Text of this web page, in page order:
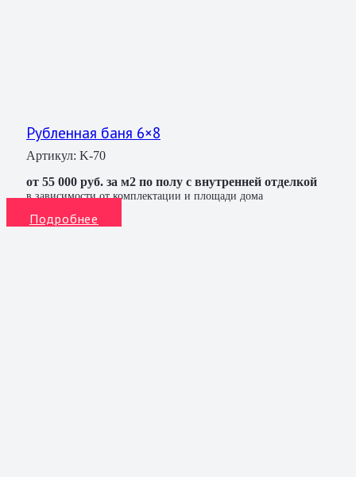
Рубленная баня 6×8
Артикул: K-70
от 55 000 руб. за м2 по полу с внутренней отделкой
в зависимости от комплектации и площади дома
Подробнее